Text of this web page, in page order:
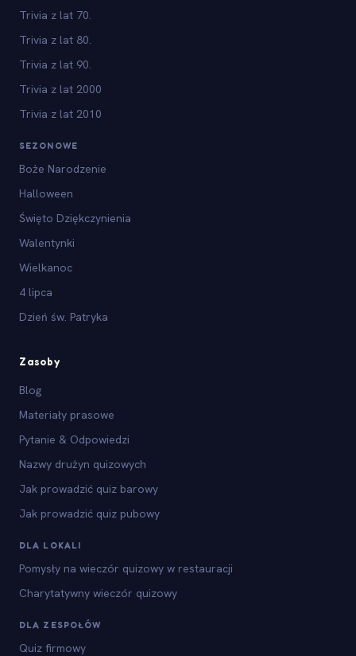
Trivia z lat 70.
Trivia z lat 80.
Trivia z lat 90.
Trivia z lat 2000
Trivia z lat 2010
SEZONOWE
Boże Narodzenie
Halloween
Święto Dziękczynienia
Walentynki
Wielkanoc
4 lipca
Dzień św. Patryka
Zasoby
Blog
Materiały prasowe
Pytanie & Odpowiedzi
Nazwy drużyn quizowych
Jak prowadzić quiz barowy
Jak prowadzić quiz pubowy
DLA LOKALI
Pomysły na wieczór quizowy w restauracji
Charytatywny wieczór quizowy
DLA ZESPOŁÓW
Quiz firmowy